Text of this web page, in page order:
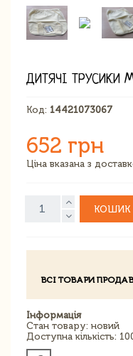
ДИТЯЧІ ТРУСИКИ
Код: 14421073067
652 грн
Ціна вказана з
КОШИК
ВСІ ТОВАРИ
Інформація
Стан товару: новий
Доступна кількість: